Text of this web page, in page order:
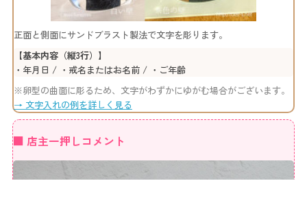
正面と側面にサンドブラスト製法で文字を彫ります。
【基本内容（縦3行）】
・年月日 / ・戒名またはお名前 / ・ご年齢
※卵型の曲面に彫るため、文字がわずかにゆがむ場合がございます。
→ 文字入れの例を詳しく見る
■ 店主一押しコメント